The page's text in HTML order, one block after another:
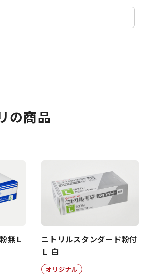
の商品
無Ｌ
ニトリルスタンダード粉付
Ｌ 白
オリジナル